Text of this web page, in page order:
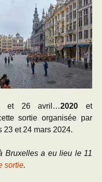
et 26 avril…2020et
sortie organisée par
23 et 24 mars 2024.
Bruxelles a eu lieu le 11
sortie.